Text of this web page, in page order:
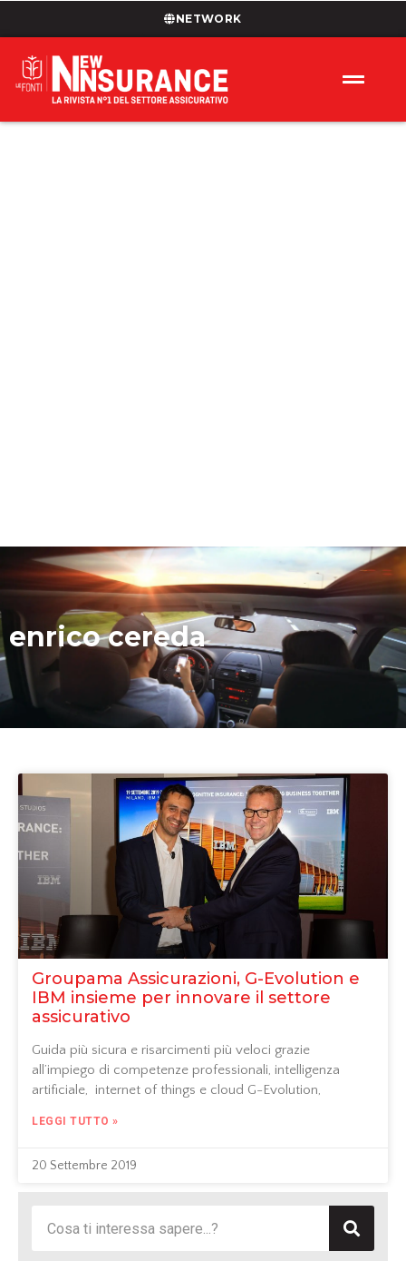
NETWORK
enrico cereda
Groupama Assicurazioni, G-Evolution e
IBM insieme per innovare il settore
assicurativo
Guida più sicura e risarcimenti più veloci grazie
all’impiego di competenze professionali, intelligenza
artificiale, internet of things e cloud G-Evolution,
LEGGI TUTTO »
20 Settembre 2019